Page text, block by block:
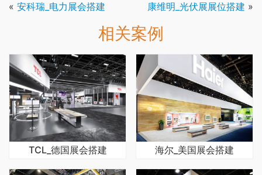
« 安科瑞_电力展会搭建 康维明_光伏展展位搭建 »
相关案例
TCL_德国展会搭建 海尔_美国展会搭建